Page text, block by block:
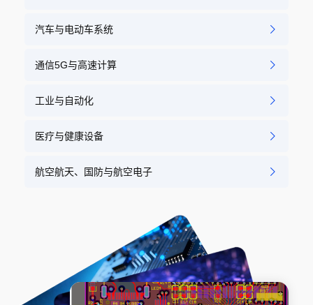
汽车与电动车系统
通信5G与高速计算
工业与自动化
医疗与健康设备
航空航天、国防与航空电子